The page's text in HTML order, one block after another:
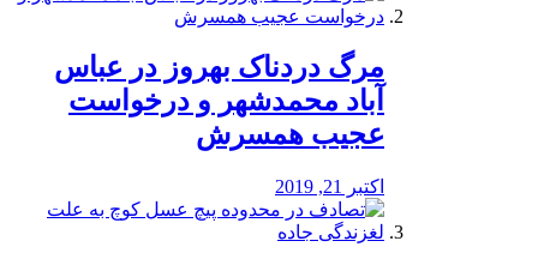
مرگ دردناک بهروز در عباس
آباد محمدشهر و درخواست
عجیب همسرش
اکتبر 21, 2019